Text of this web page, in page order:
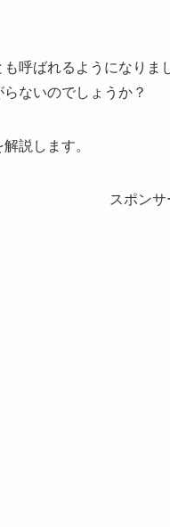
も呼ばれるようになりま
ないのでしょうか？
説します。
スポン